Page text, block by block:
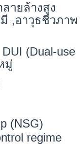
ายล้างสูง
,อาวุธชีวภาพ
(Dual-use
มู่
(NSG)
regime